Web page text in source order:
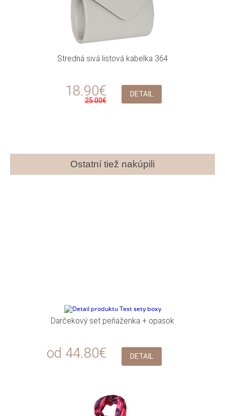
Stredná sivá listová kabelka 364
18.90€
25.00€
DETAIL
Ostatní tiež nakúpili
Darčekový set peňaženka + opasok
od 44.80€ DETAIL